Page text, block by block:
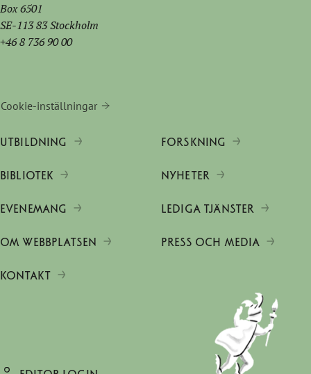
Box 6501
SE-113 83 Stockholm
+46 8 736 90 00
Cookie-inställningar
UTBILDNING FORSKNING
BIBLIOTEK NYHETER
EVENEMANG LEDIGA TJÄNSTER
OM WEBBPLATSEN PRESS OCH MEDIA
KONTAKT